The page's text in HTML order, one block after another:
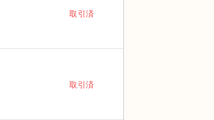
取引済
取引済